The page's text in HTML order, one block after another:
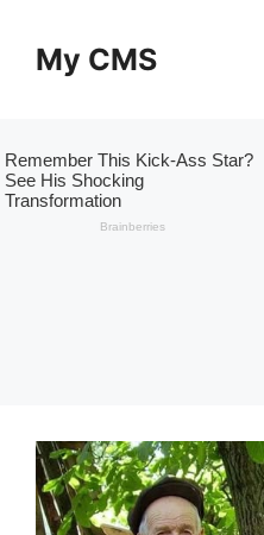
contentMy CMS